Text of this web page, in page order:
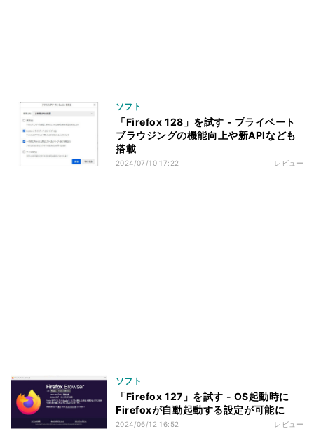
ソフト
「Firefox 128」を試す - プライベート
ブラウジングの機能向上や新APIなども
搭載
2024/07/10 17:22 レビュー
ソフト
「Firefox 127」を試す - OS起動時に
Firefoxが自動起動する設定が可能に
2024/06/12 16:52 レビュー